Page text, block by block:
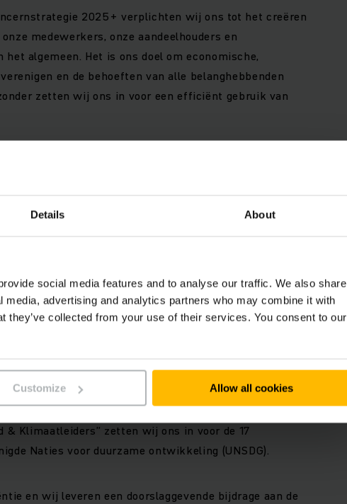
Details About
social media features and to analyse our traffic. We also share
advertising and analytics partners who may combine it with
they’ve collected from your use of their services. You consent to our
Customize Allow all cookies
2025+ verplichten wij ons tot het creëren
medewerkers, onze aandeelhouders en
algemeen. Het is ons doel om economische,
en de behoeften van alle belanghebbenden
zetten wij ons in voor een efficiënt gebruik van
ons:
succes zijn met elkaar verbonden.
hoge economische, ecologische en
zijn de basis van onze
voor ons zelfbeeld. Als onderdeel van het
Klimaatleiders” zetten wij ons in voor de 17
Naties voor duurzame ontwikkeling (UNSDG).
en wij leveren een doorslaggevende bijdrage aan de